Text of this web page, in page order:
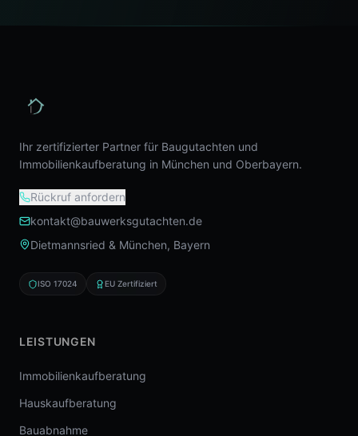
Ihr zertifizierter Partner für Baugutachten und
Immobilienkaufberatung in München und Oberbayern.
Rückruf anfordern
kontakt@bauwerksgutachten.de
Dietmannsried & München, Bayern
ISO 17024 EU Zertifiziert
LEISTUNGEN
Immobilienkaufberatung
Hauskaufberatung
Bauabnahme